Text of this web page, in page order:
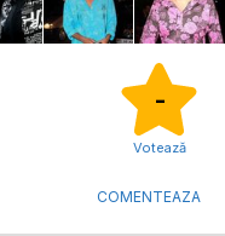
-
Votează
COMENTEAZA